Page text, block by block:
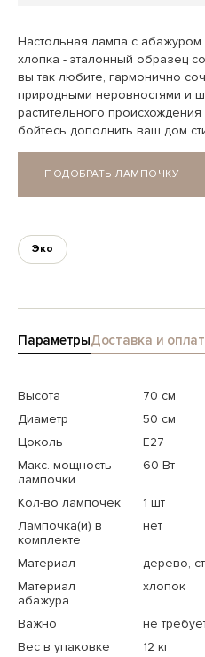
Настольная лампа с абажуром
хлопка - эталонный образец
вы так любите, гармонично
природными неровностями и
растительного
бойтесь дополнить ваш дом
ПОДОБРАТЬ ЛАМПОЧКУ
Эко
ПараметрыДоставка и
Высота
70 см
Диаметр
50 см
Цоколь
E27
Макс. мощность
лампочки
60 Вт
Кол-во лампочек
1 шт
Лампочка(и) в
комплекте
нет
Материал
дерево,
Материал
абажура
хлопок
Важно
не
Вес в упаковке
12 кг